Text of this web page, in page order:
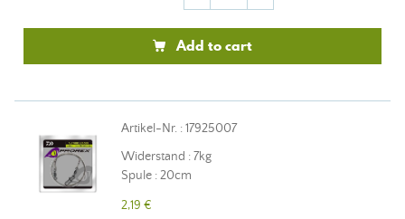
Add to cart
Artikel-Nr. : 17925007
Widerstand : 7kg
Spule : 20cm
2,19 €